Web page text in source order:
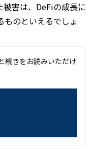
害は、DeFiの成長に
のといえるでしょ
続きをお読みいただけ